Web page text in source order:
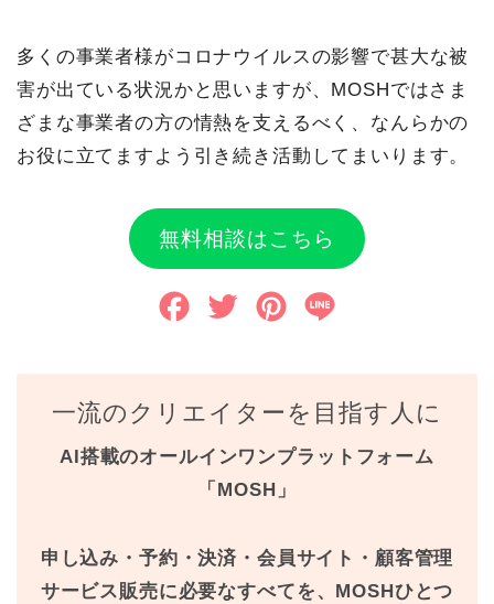
多くの事業者様がコロナウイルスの影響で甚大な被
害が出ている状況かと思いますが、MOSHではさま
ざまな事業者の方の情熱を支えるべく、なんらかの
お役に立てますよう引き続き活動してまいります。
無料相談はこちら
e
b
k
t
t
t
s
e
一流のクリエイターを目指す人に
AI搭載のオールインワンプラットフォーム
「MOSH」
申し込み・予約・決済・会員サイト・顧客管理
サービス販売に必要なすべてを、MOSHひとつ